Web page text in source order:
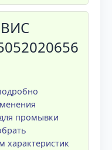
промывки
характеристик